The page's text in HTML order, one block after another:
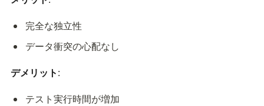
完全な独立性
データ衝突の心配なし
デメリット:
テスト実行時間が増加